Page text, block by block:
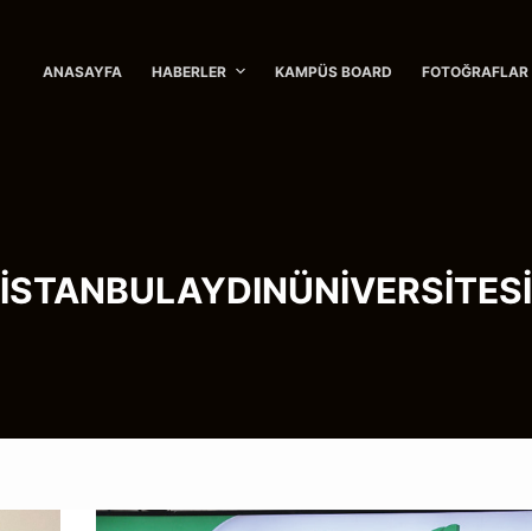
ANASAYFA HABERLER KAMPÜS BOARD FOTOĞRAFLAR
İSTANBULAYDINÜNİVERSİTESİ